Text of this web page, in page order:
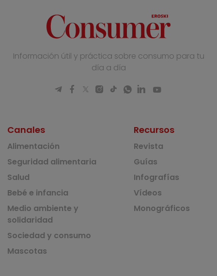
Información útil y práctica sobre consumo para tu
día a día
Canales
Alimentación
Seguridad alimentaria
Salud
Bebé e infancia
Medio ambiente y
solidaridad
Sociedad y consumo
Mascotas
Recursos
Revista
Guías
Infografías
Vídeos
Monográficos